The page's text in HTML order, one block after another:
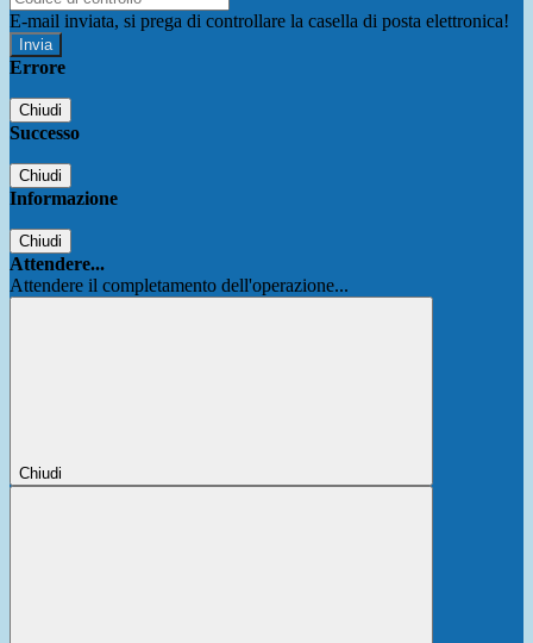
E-mail inviata, si prega di controllare la casella di posta elettronica!
Errore
Chiudi
Successo
Chiudi
Informazione
Chiudi
Attendere...
Attendere il completamento dell'operazione...
Chiudi